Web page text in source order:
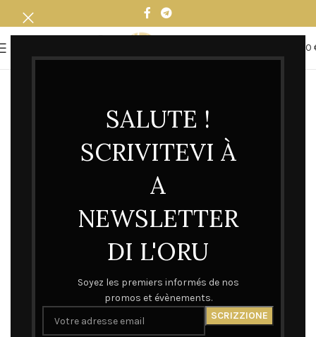
SALUTE !
SCRIVITEVI À
A
NEWSLETTER
DI L'ORU
Soyez les premiers informés de nos
promos et évènements.
0,00